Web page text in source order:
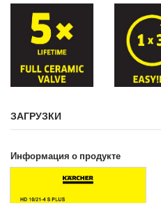
ЗАГРУЗКИ
Информация о продукте